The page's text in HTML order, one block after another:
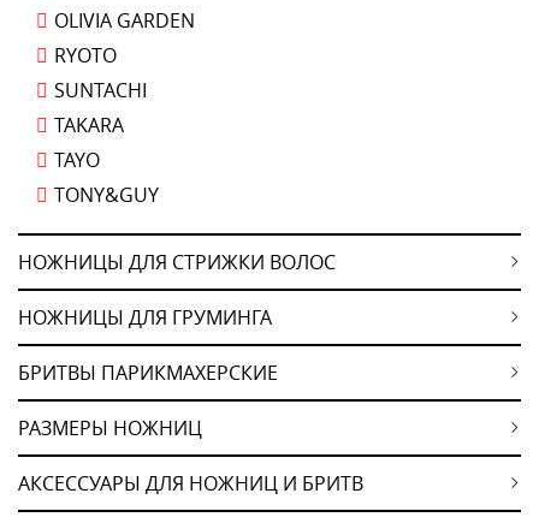
OLIVIA GARDEN
RYOTO
SUNTACHI
TAKARA
TAYO
TONY&GUY
НОЖНИЦЫ ДЛЯ СТРИЖКИ ВОЛОС
НОЖНИЦЫ ДЛЯ ГРУМИНГА
БРИТВЫ ПАРИКМАХЕРСКИЕ
РАЗМЕРЫ НОЖНИЦ
АКСЕССУАРЫ ДЛЯ НОЖНИЦ И БРИТВ